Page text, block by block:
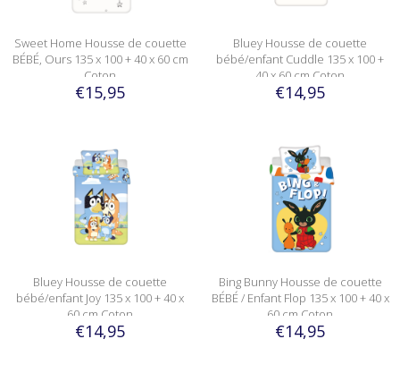
Sweet Home Housse de couette
BÉBÉ, Ours 135 x 100 + 40 x 60 cm
Coton
€15,95
Bluey Housse de couette
bébé/enfant Cuddle 135 x 100 +
40 x 60 cm Coton
€14,95
Bluey Housse de couette
bébé/enfant Joy 135 x 100 + 40 x
60 cm Coton
€14,95
Bing Bunny Housse de couette
BÉBÉ / Enfant Flop 135 x 100 + 40 x
60 cm Coton
€14,95